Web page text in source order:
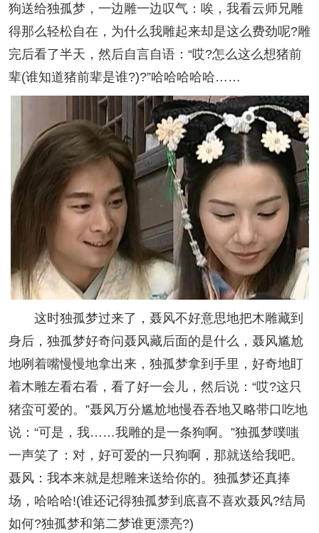
狗送给独孤梦，一边雕一边叹气：唉，我看云师兄雕
得那么轻松自在，为什么我雕起来却是这么费劲呢?雕
完后看了半天，然后自言自语：“哎?怎么这么想猪前
辈(谁知道猪前辈是谁?)?”哈哈哈哈哈……
这时独孤梦过来了，聂风不好意思地把木雕藏到
身后，独孤梦好奇问聂风藏后面的是什么，聂风尴尬
地咧着嘴慢慢地拿出来，独孤梦拿到手里，好奇地盯
着木雕左看右看，看了好一会儿，然后说：“哎?这只
猪蛮可爱的。”聂风万分尴尬地慢吞吞地又略带口吃地
说：“可是，我……我雕的是一条狗啊。”独孤梦噗嗤
一声笑了：对，好可爱的一只狗啊，那就送给我吧。
聂风：我本来就是想雕来送给你的。独孤梦还真捧
场，哈哈哈!(谁还记得独孤梦到底喜不喜欢聂风?结局
如何?独孤梦和第二梦谁更漂亮?)